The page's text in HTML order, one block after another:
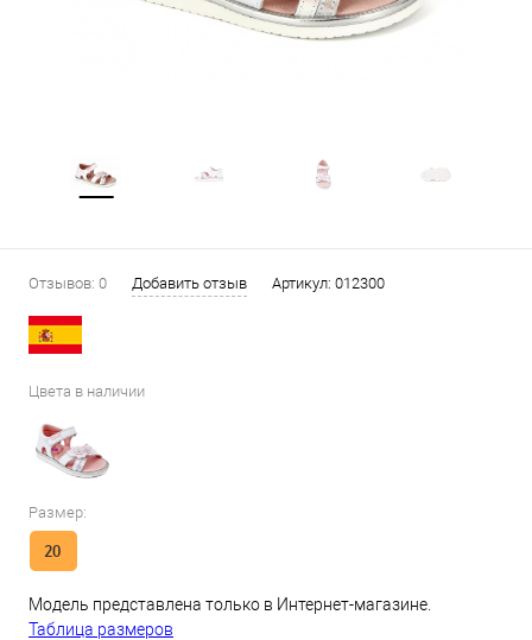
Отзывов: 0 Добавить отзыв Артикул: 012300
Цвета в наличии
Размер:
20
Модель представлена только в Интернет-магазине.
Таблица размеров